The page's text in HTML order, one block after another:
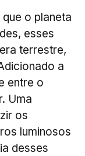
o planeta
esses
terrestre,
a
entre o
Uma
os
luminosos
desses